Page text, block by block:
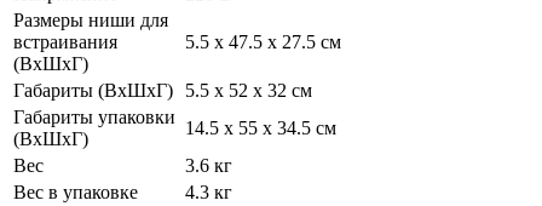
Размеры ниши для
встраивания
(ВхШхГ)
5.5 х 47.5 х 27.5 см
Габариты (ВхШхГ)
5.5 х 52 х 32 см
Габариты упаковки
(ВхШхГ)
14.5 х 55 х 34.5 см
Вес
3.6 кг
Вес в упаковке
4.3 кг